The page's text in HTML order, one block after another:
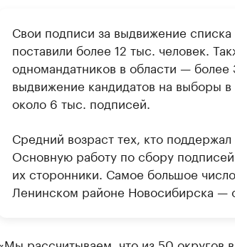
Свои подписи за выдвижение списка
поставили более 12 тыс. человек.
одномандатников в области —
выдвижение кандидатов на выборы
около 6 тыс. подписей.
Средний возраст тех, кто
Основную работу по сбору
их сторонники. Самое большое
Ленинском районе Новосибирска —